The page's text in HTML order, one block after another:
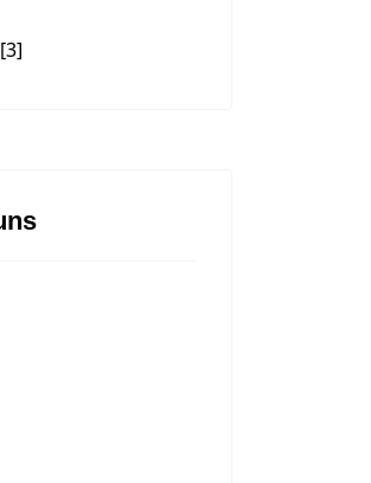
[3]